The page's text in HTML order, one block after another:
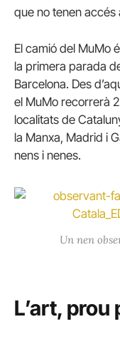
que no tenen accés
El camió del MuMo
la primera parada
Barcelona. Des
el MuMo recorrerà
localitats de
la Manxa, Madrid i
nens i nenes.
Un nen
L’art, prou